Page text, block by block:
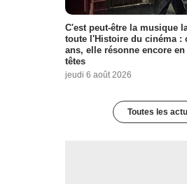
C'est peut-être la musique
toute l'Histoire du cinéma :
ans, elle résonne encore
têtes
jeudi 6 août 2026
Toutes les